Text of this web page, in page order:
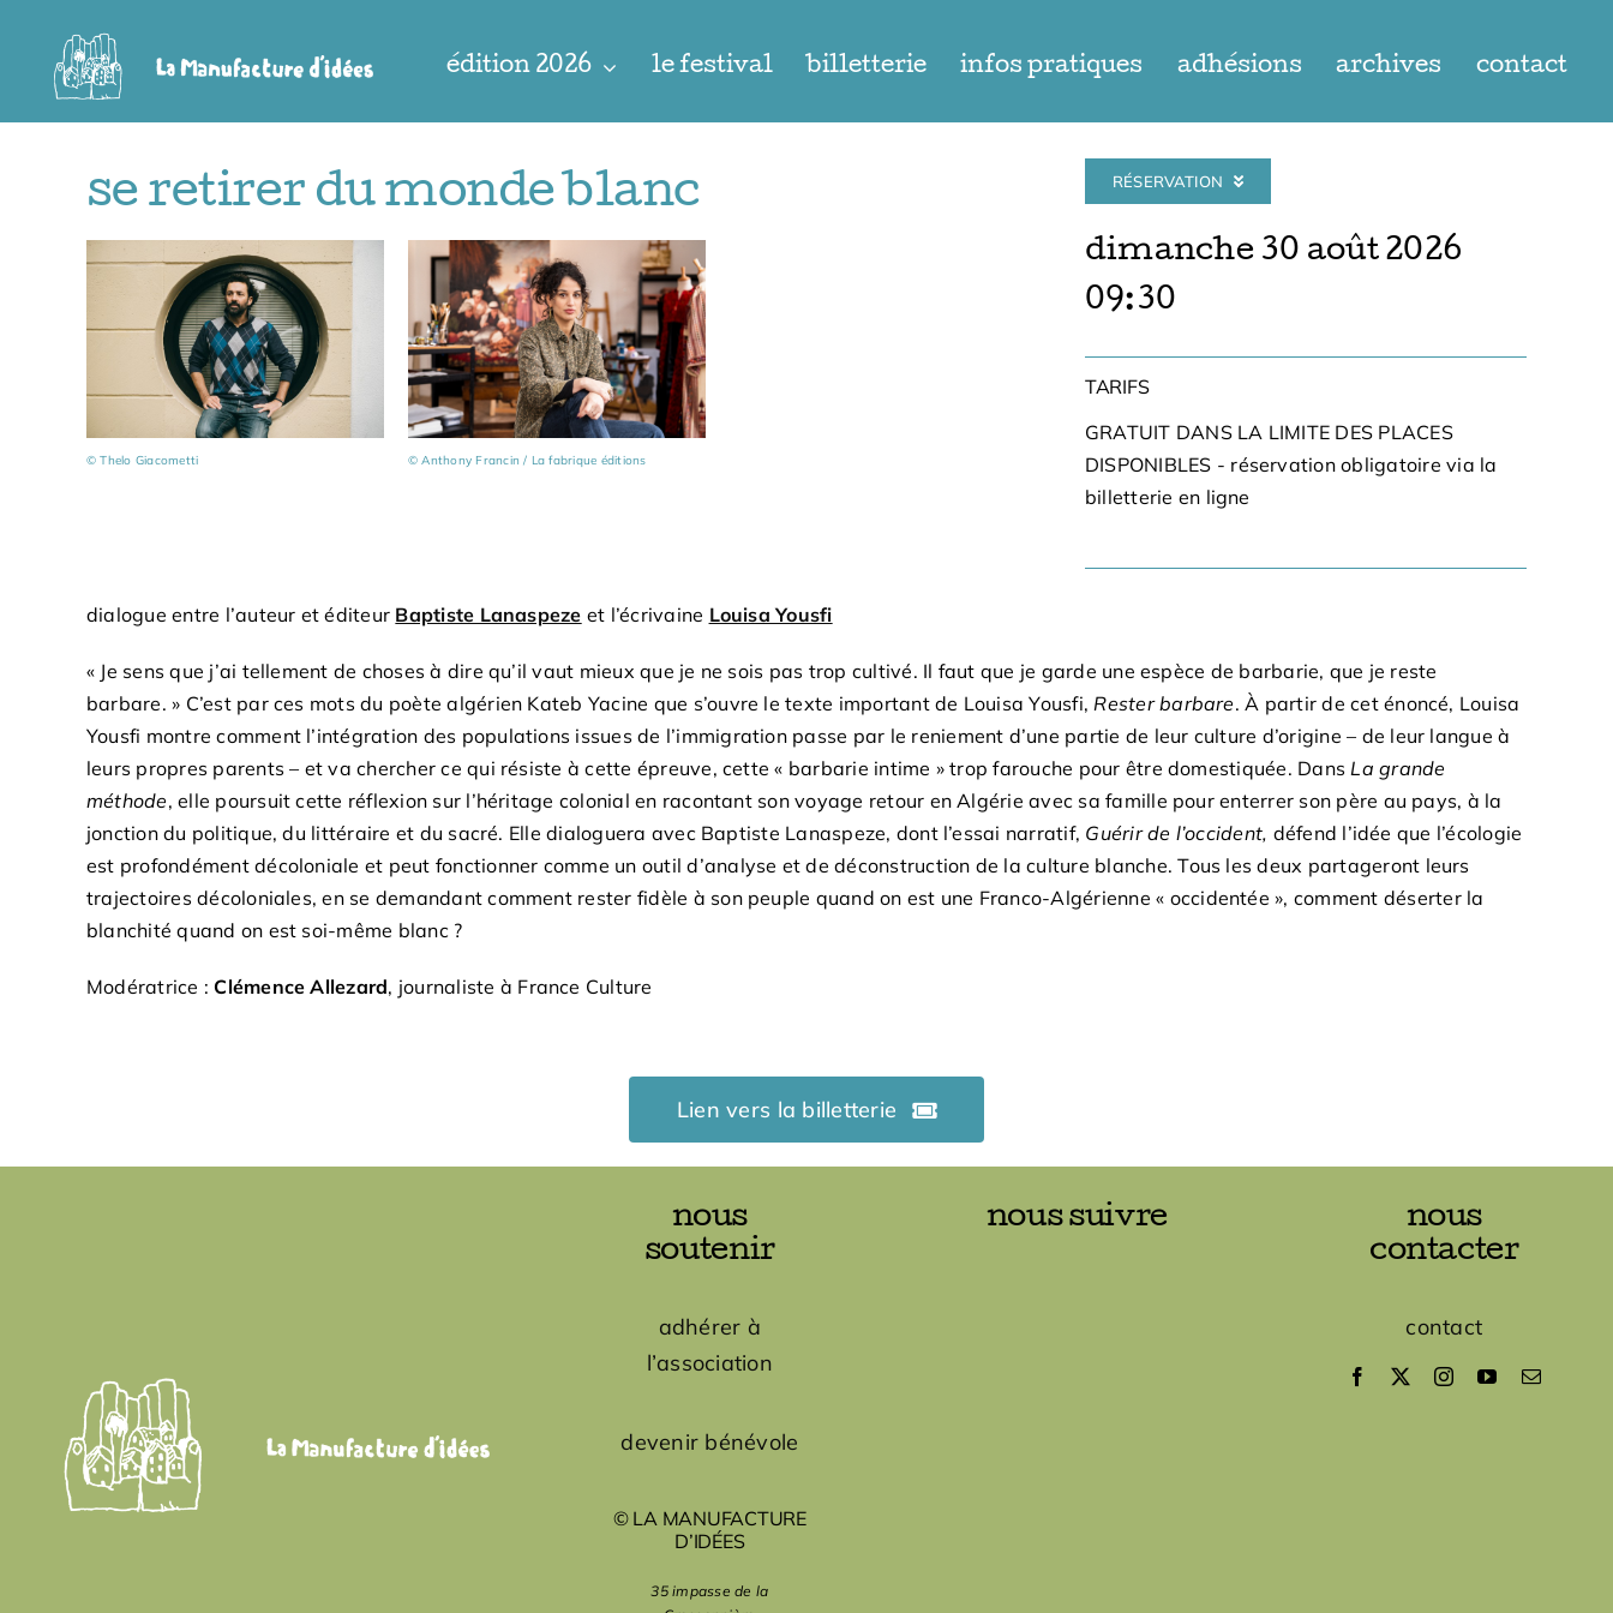
contenu
édition 2026 le festival billetterie infos pratiques adhésions archives contact
se retirer du monde blanc
© Thelo Giacometti © Anthony Francin / La fabrique éditions
RÉSERVATION
dimanche 30 août 2026
09:30
TARIFS
GRATUIT DANS LA LIMITE DES PLACES
DISPONIBLES - réservation obligatoire via la
billetterie en ligne
dialogue entre l’auteur et éditeur Baptiste Lanaspeze et l’écrivaine Louisa Yousfi
« Je sens que j’ai tellement de choses à dire qu’il vaut mieux que je ne sois pas trop cultivé. Il faut que je garde une espèce de barbarie, que je reste
barbare. » C’est par ces mots du poète algérien Kateb Yacine que s’ouvre le texte important de Louisa Yousfi,Rester barbare. À partir de cet énoncé, Louisa
Yousfi montre comment l’intégration des populations issues de l’immigration passe par le reniement d’une partie de leur culture d’origine – de leur langue à
leurs propres parents – et va chercher ce qui résiste à cette épreuve, cette « barbarie intime » trop farouche pour être domestiquée. DansLa grande
méthode, elle poursuit cette réflexion sur l’héritage colonial en racontant son voyage retour en Algérie avec sa famille pour enterrer son père au pays, à la
jonction du politique, du littéraire et du sacré. Elle dialoguera avec Baptiste Lanaspeze, dont l’essai narratif, Guérir de l’occident, défend l’idée que l’écologie
est profondément décoloniale et peut fonctionner comme un outil d’analyse et de déconstruction de la culture blanche. Tous les deux partageront leurs
trajectoires décoloniales, en se demandant comment rester fidèle à son peuple quand on est une Franco-Algérienne « occidentée », comment déserter la
blanchité quand on est soi-même blanc ?
Modératrice :Clémence Allezard, journaliste à France Culture
Lien vers la billetterie
nous
soutenir
adhérer à
l’association
devenir bénévole
© LA MANUFACTURE
D’IDÉES
35 impasse de la
nous suivre
nous
contacter
contact